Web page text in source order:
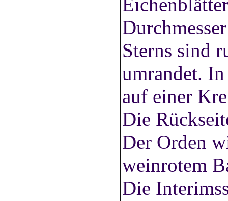
Sterns sind
umrandet.
auf einer
Die
Der Orden
weinrotem
Die